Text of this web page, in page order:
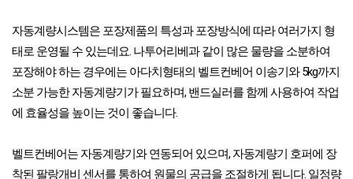
자동계량시스템은 포장제품의 특성과 포장방식에 따라 여러가지 형
태로 운영될 수 있는데요. 나투어리베과 같이 많은 물량을 소분하여
포장해야 하는 경우에는 아다치형태의 벨트컨베어 이송기와 5kg까지
소분 가능한 자동계량기가 필요하며, 밴드실러를 함께 사용하여 작업
에 효율성을 높이는 것이 좋습니다.
벨트컨베어는 자동계량기와 연동되어 있으며, 자동계량기 호퍼에 장
착된 팔랑개비 센서를 통하여 원물의 공급을 조절하게 됩니다. 일정량